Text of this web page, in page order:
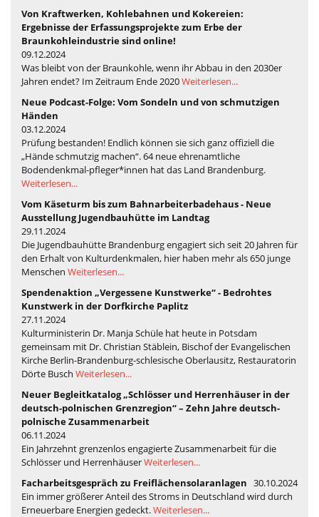
Von Kraftwerken, Kohlebahnen und Kokereien:
Ergebnisse der Erfassungsprojekte zum Erbe der
Braunkohleindustrie sind online!
09.12.2024
Was bleibt von der Braunkohle, wenn ihr Abbau in den 2030er
Jahren endet? Im Zeitraum Ende 2020Weiterlesen...
Neue Podcast-Folge: Vom Sondeln und von schmutzigen
Händen
03.12.2024
Prüfung bestanden! Endlich können sie sich ganz offiziell die
„Hände schmutzig machen“. 64 neue ehrenamtliche
Bodendenkmal-pfleger*innen hat das Land Brandenburg.
Weiterlesen...
Vom Käseturm bis zum Bahnarbeiterbadehaus - Neue
Ausstellung Jugendbauhütte im Landtag
29.11.2024
Die Jugendbauhütte Brandenburg engagiert sich seit 20 Jahren für
den Erhalt von Kulturdenkmalen, hier haben mehr als 650 junge
Menschen Weiterlesen...
Spendenaktion „Vergessene Kunstwerke“ - Bedrohtes
Kunstwerk in der Dorfkirche Paplitz
27.11.2024
Kulturministerin Dr. Manja Schüle hat heute in Potsdam
gemeinsam mit Dr. Christian Stäblein, Bischof der Evangelischen
Kirche Berlin-Brandenburg-schlesische Oberlausitz, Restauratorin
Dörte Busch Weiterlesen...
Neuer Begleitkatalog „Schlösser und Herrenhäuser in der
deutsch-polnischen Grenzregion“ – Zehn Jahre deutsch-
polnische Zusammenarbeit
06.11.2024
Ein Jahrzehnt grenzenlos engagierte Zusammenarbeit für die
Schlösser und HerrenhäuserWeiterlesen...
Facharbeitsgespräch zu Freiflächensolaranlagen 30.10.2024
Ein immer größerer Anteil des Stroms in Deutschland wird durch
Erneuerbare Energien gedeckt.Weiterlesen...